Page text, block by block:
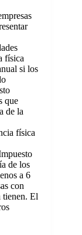
física
si los
que
de la
física
de los
a 6
con
tienen. El